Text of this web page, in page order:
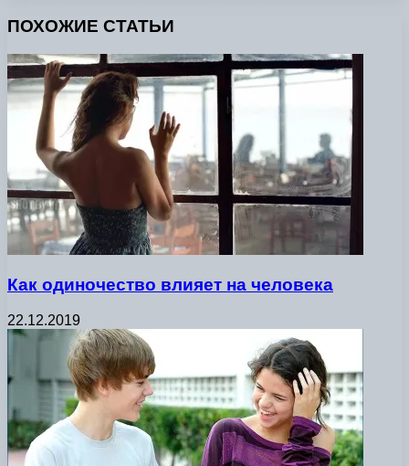
ПОХОЖИЕ СТАТЬИ
Как одиночество влияет на человека
22.12.2019